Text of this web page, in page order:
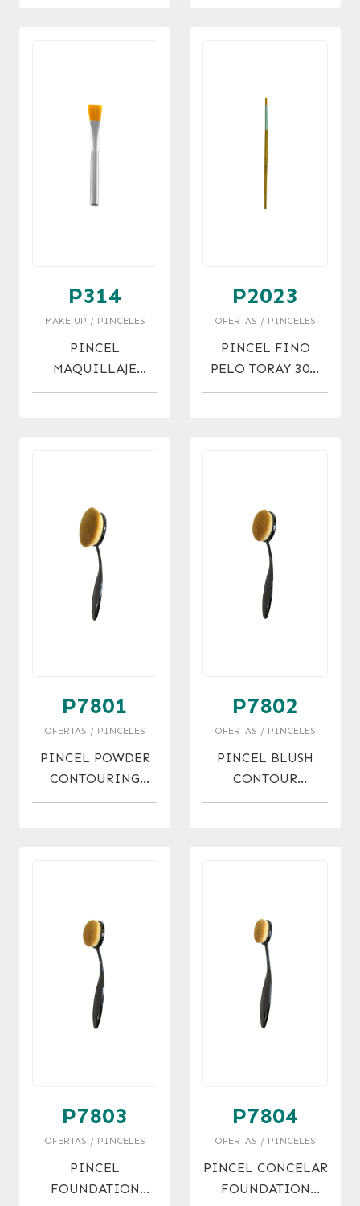
P314
MAKE UP / PINCELES
PINCEL
MAQUILLAJE
FLUIDO
P2023
OFERTAS / PINCELES
PINCEL FINO
PELO TORAY 30%
OFF !!
P7801
OFERTAS / PINCELES
PINCEL POWDER
CONTOURING
BRUSH OFERTA !
P7802
OFERTAS / PINCELES
PINCEL BLUSH
CONTOUR
FOUNDATION
P7803
OFERTAS / PINCELES
PINCEL
FOUNDATION
P7804
OFERTAS / PINCELES
PINCEL CONCELAR
FOUNDATION